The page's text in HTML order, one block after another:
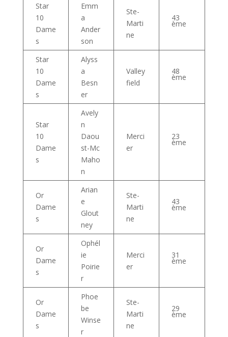
Star
10
Dame
s
Emm
a
Ander
son
Ste-
Marti
ne
43
ème
Star
10
Dame
s
Alyss
a
Besn
er
Valley
field
48
ème
Star
10
Dame
s
Avely
n
Daou
st-Mc
Maho
n
Merci
er
23
ème
Or
Dame
s
Arian
e
Glout
ney
Ste-
Marti
ne
43
ème
Or
Dame
s
Ophél
ie
Poirie
r
Merci
er
31
ème
Or
Dame
s
Phoe
be
Winse
r
Ste-
Marti
ne
29
ème